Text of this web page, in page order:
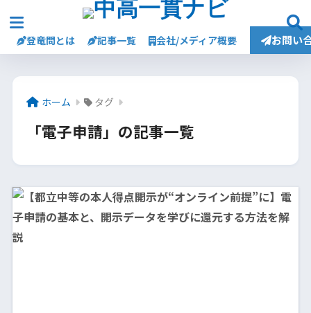
登竜問とは 記事一覧 会社/メディア概要 お問い
ホーム タグ
「電子申請」の記事一覧